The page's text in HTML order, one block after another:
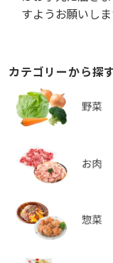
すようお願いしま
カテゴリーから探